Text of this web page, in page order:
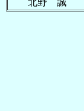
北野 誠